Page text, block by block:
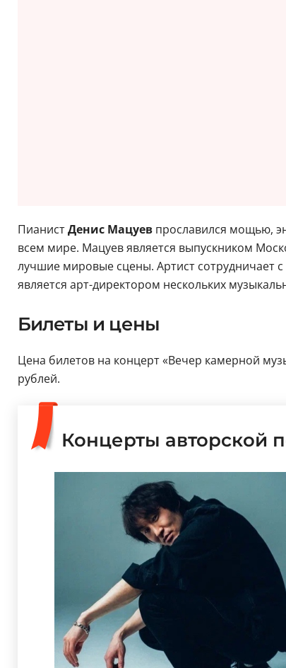
ПианистДенис Мацуев прославился мощью,
всем мире. Мацуев является выпускником
лучшие мировые сцены. Артист сотрудничает
является арт-директором нескольких
Билеты и цены
Цена билетов на концерт «Вечер камерной
рублей.
Концерты авторской